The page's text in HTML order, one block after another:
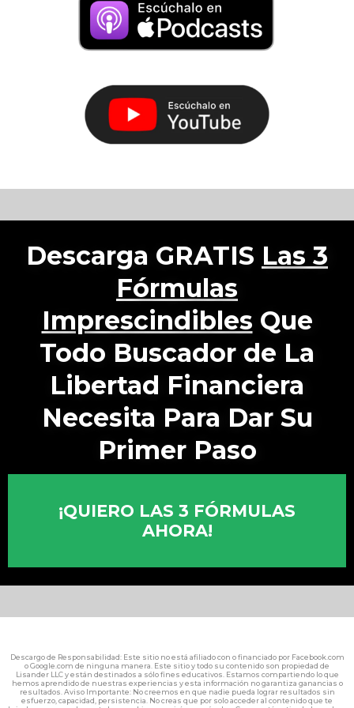
Descarga GRATIS Las 3
Fórmulas
Imprescindibles Que
Todo Buscador de La
Libertad Financiera
Necesita Para Dar Su
Primer Paso
¡QUIERO LAS 3 FÓRMULAS
AHORA!
Descargo de Responsabilidad: Este sitio no está afiliado con o financiado por Facebook.com
o Google.com de ninguna manera. Este sitio y todo su contenido son propiedad de
Lisander LLC y están destinados a sólo fines educativos. Estamos compartiendo lo que
hemos aprendido de nuestras experiencias y esta información no garantiza ganancias o
resultados. Aviso Importante: No creemos en que nadie pueda lograr resultados sin
esfuerzo, capacidad, persistencia. No creas que por solo acceder al contenido que te